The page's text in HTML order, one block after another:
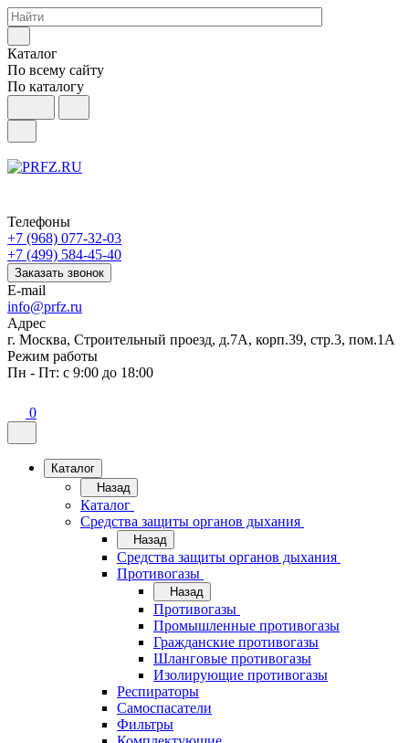
Каталог
По всему сайту
По каталогу
Телефоны
+7 (968) 077-32-03
+7 (499) 584-45-40
Заказать звонок
E-mail
info@prfz.ru
Адрес
г. Москва, Строительный проезд, д.7А, корп.39, стр.3, пом.1А
Режим работы
Пн - Пт: с 9:00 до 18:00
0
Каталог
Назад
Каталог
Средства защиты органов дыхания
Назад
Средства защиты органов дыхания
Противогазы
Назад
Противогазы
Промышленные противогазы
Гражданские противогазы
Шланговые противогазы
Изолирующие противогазы
Респираторы
Самоспасатели
Фильтры